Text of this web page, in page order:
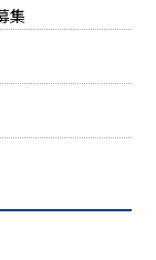
集